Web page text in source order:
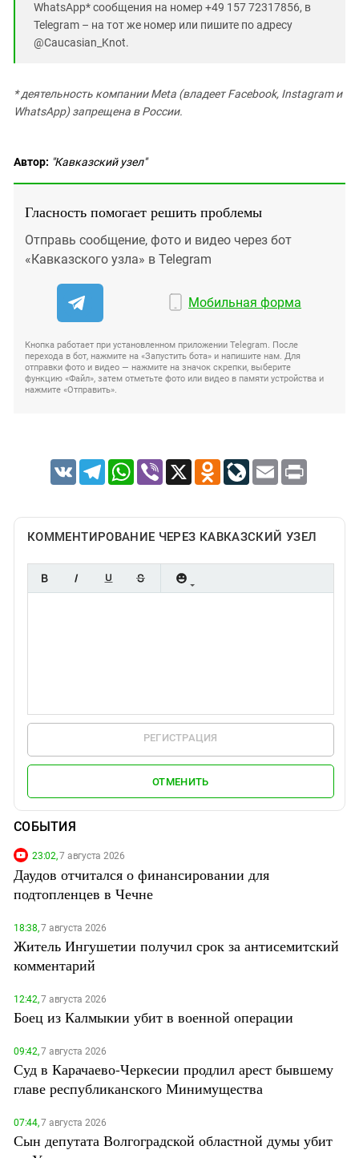
WhatsApp* сообщения на номер +49 157 72317856, в
Telegram – на тот же номер или пишите по адресу
@Caucasian_Knot.
* деятельность компании Meta (владеет Facebook, Instagram и
WhatsApp) запрещена в России.
Автор: "Кавказский узел"
Гласность помогает решить проблемы
Отправь сообщение, фото и видео через бот
«Кавказского узла» в Telegram
Мобильная форма
Кнопка работает при установленном приложении Telegram. После
перехода в бот, нажмите на «Запустить бота» и напишите нам. Для
отправки фото и видео — нажмите на значок скрепки, выберите
функцию «Файл», затем отметьте фото или видео в памяти устройства и
нажмите «Отправить».
VK TelegramWhatsApp
Viber X Odnoklassniki
LiveJournal
Email Print
КОММЕНТИРОВАНИЕ ЧЕРЕЗ КАВКАЗСКИЙ УЗЕЛ
РЕГИСТРАЦИЯ
ОТМЕНИТЬ
СОБЫТИЯ
23:02,7 августа 2026
Даудов отчитался о финансировании для
подтопленцев в Чечне
18:38,7 августа 2026
Житель Ингушетии получил срок за антисемитский
комментарий
12:42,7 августа 2026
Боец из Калмыкии убит в военной операции
09:42,7 августа 2026
Суд в Карачаево-Черкесии продлил арест бывшему
главе республиканского Минимущества
07:44,7 августа 2026
Сын депутата Волгоградской областной думы убит